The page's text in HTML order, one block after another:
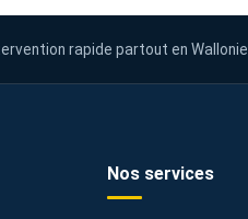
rapide partout en Wallonie
Nos services